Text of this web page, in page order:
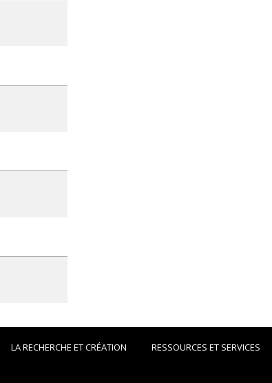
LA RECHERCHE ET CRÉATION RESSOURCES ET SERVICES